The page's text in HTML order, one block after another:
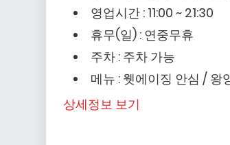
영업시간 : 11:00 ~ 21:30
휴무(일) : 연중무휴
주차 : 주차 가능
메뉴 : 웻에이징 안심 /
상세정보 보기